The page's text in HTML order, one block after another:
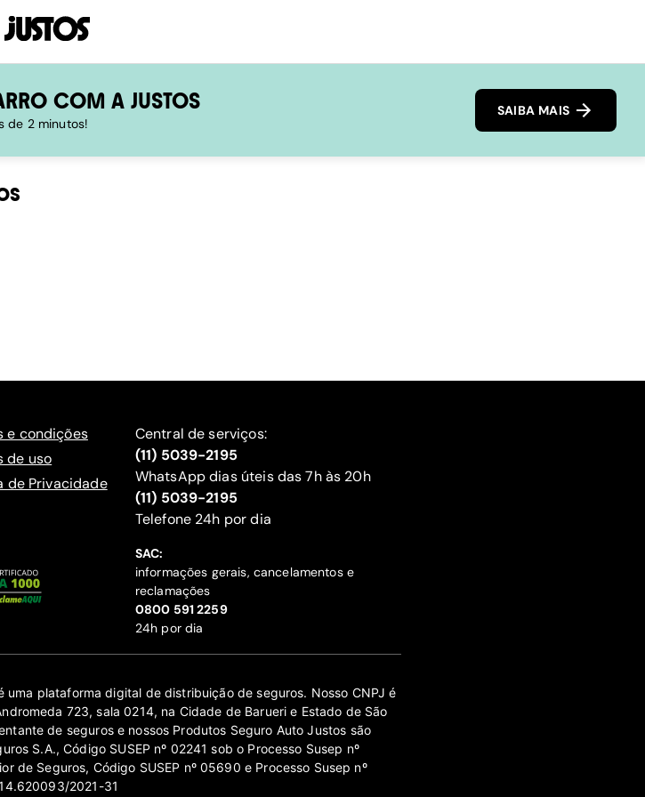
COM A JUSTOS
de 2 minutos!
SAIBA MAIS
e condições
de uso
de Privacidade
Central de serviços:
(11) 5039-2195
WhatsApp dias úteis das 7h às 20h
(11) 5039-2195
‍Telefone 24h por dia
SAC:
informações gerais, cancelamentos e
reclamações
‍0800 591 2259
24h por dia
uma plataforma digital de distribuição de seguros. Nosso CNPJ é
723, sala 0214, na Cidade de Barueri e Estado de São
de seguros e nossos Produtos Seguro Auto Justos são
S.A., Código SUSEP nº 02241 sob o Processo Susep nº
de Seguros, Código SUSEP nº 05690 e Processo Susep nº
2021-31